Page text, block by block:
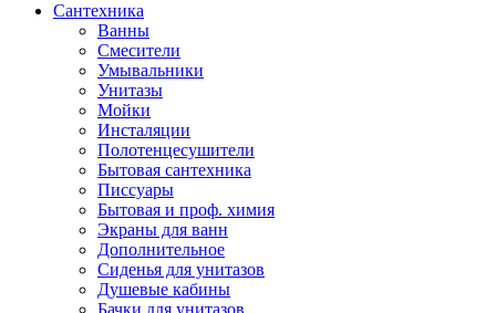
Сантехника
Ванны
Смесители
Умывальники
Унитазы
Мойки
Инсталяции
Полотенцесушители
Бытовая сантехника
Писсуары
Бытовая и проф. химия
Экраны для ванн
Дополнительное
Сиденья для унитазов
Душевые кабины
Бачки для унитазов